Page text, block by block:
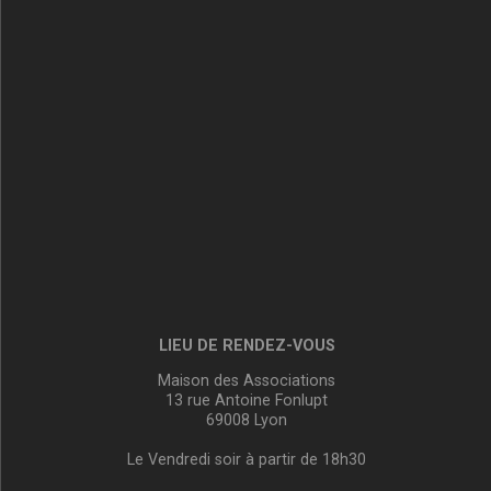
LIEU DE RENDEZ-VOUS
Maison des Associations
13 rue Antoine Fonlupt
69008 Lyon
Le Vendredi soir à partir de 18h30